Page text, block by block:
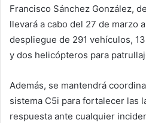
Francisco Sánchez González,
llevará a cabo del 27 de marzo
despliegue de 291 vehículos,
y dos helicópteros para
Además, se mantendrá
sistema C5i para fortalecer las
respuesta ante cualquier